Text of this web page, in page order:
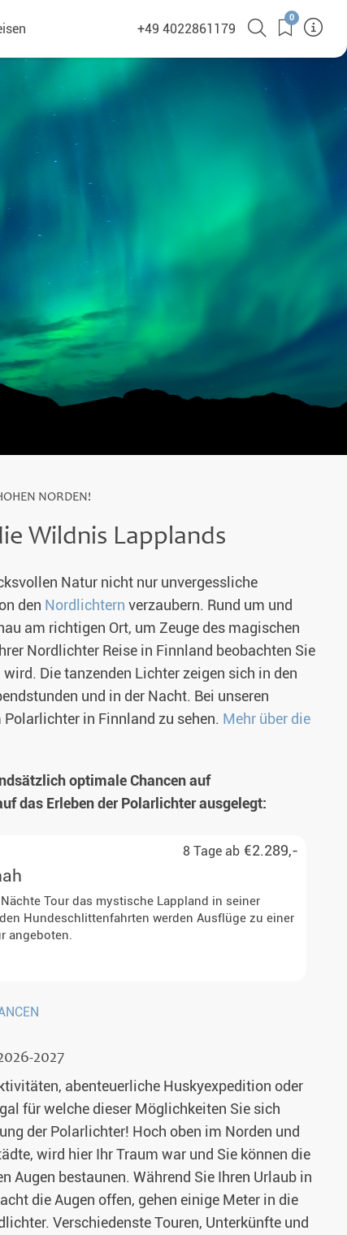
+49 4022861179
0
NORDEN!
Wildnis Lapplands
Natur nicht nur unvergessliche
den Nordlichtern verzaubern. Rund um und
am richtigen Ort, um Zeuge des magischen
Nordlichter Reise in Finnland beobachten Sie
Die tanzenden Lichter zeigen sich in den
und in der Nacht. Bei unseren
Polarlichter in Finnland zu sehen. Mehr über die
optimale Chancen auf
das Erleben der Polarlichter ausgelegt:
8 Tage ab €2.289,-
Tour das mystische Lappland in seiner
Hundeschlittenfahrten werden Ausflüge zu einer
angeboten.
2027
abenteuerliche Huskyexpedition oder
für welche dieser Möglichkeiten Sie sich
der Polarlichter! Hoch oben im Norden und
wird hier Ihr Traum war und Sie können die
Augen bestaunen. Während Sie Ihren Urlaub in
die Augen offen, gehen einige Meter in die
Verschiedenste Touren, Unterkünfte und